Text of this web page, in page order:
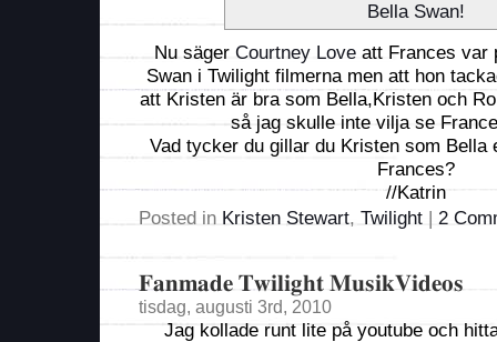
Nu säger Courtney Love att Frances var
Swan i Twilight filmerna men att hon
att Kristen är bra som Bella,Kristen och
så jag skulle inte vilja se
Vad tycker du gillar du Kristen som Bella
Frances?
//Katrin
Posted in Kristen Stewart, Twilight | 2
Fanmade Twilight MusikVideos
tisdag, augusti 3rd, 2010
Jag kollade runt lite på youtube och